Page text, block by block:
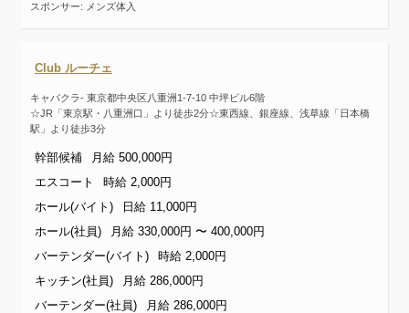
スポンサー: メンズ体入
Club ルーチェ
キャバクラ- 東京都中央区八重洲1-7-10 中坪ビル6階
☆JR「東京駅・八重洲口」より徒歩2分☆東西線、銀座線、浅草線「日本橋
駅」より徒歩3分
幹部候補
月給 500,000円
エスコート
時給 2,000円
ホール(バイト)
日給 11,000円
ホール(社員)
月給 330,000円 〜 400,000円
バーテンダー(バイト)
時給 2,000円
キッチン(社員)
月給 286,000円
バーテンダー(社員)
月給 286,000円